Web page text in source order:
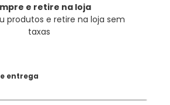
e retire na loja
produtos e retire na loja sem
taxas